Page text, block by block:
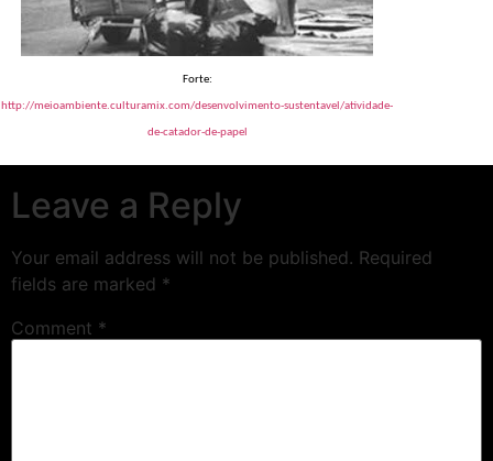
Forte:
http://meioambiente.culturamix.com/desenvolvimento-sustentavel/atividade-
de-catador-de-papel
Leave a Reply
Your email address will not be published. Required
fields are marked *
Comment *